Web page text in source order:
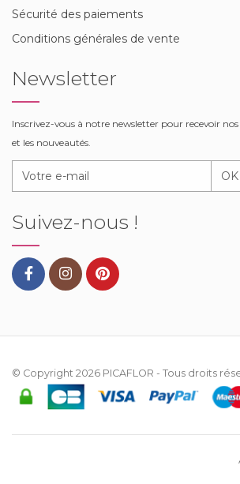
Sécurité des paiements
Conditions générales de vente
Newsletter
Inscrivez-vous à notre newsletter pour recevoir
et les nouveautés.
OK
Suivez-nous !
© Copyright 2026 PICAFLOR - Tous droits